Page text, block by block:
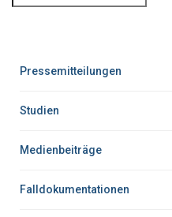
Pressemitteilungen
Studien
Medienbeiträge
Falldokumentationen